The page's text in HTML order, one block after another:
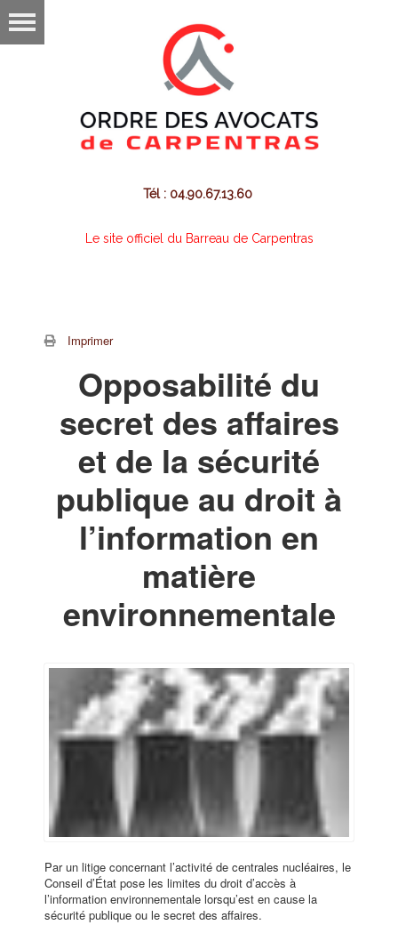
Tél : 04.90.67.13.60
Le site officiel du Barreau de Carpentras
Imprimer
Opposabilité du
secret des affaires
et de la sécurité
publique au droit à
l’information en
matière
environnementale
Par un litige concernant l’activité de centrales nucléaires, le
Conseil d’État pose les limites du droit d’accès à
l’information environnementale lorsqu’est en cause la
sécurité publique ou le secret des affaires.